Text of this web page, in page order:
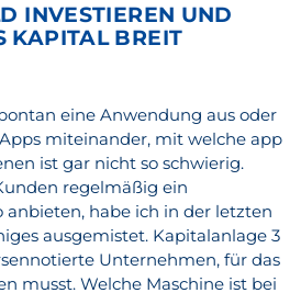
INVESTIEREN UND
KAPITAL BREIT
eine Anwendung aus oder
miteinander, mit welche app
ist gar nicht so schwierig.
regelmäßig ein
anbieten, habe ich in der letzten
ausgemistet. Kapitalanlage 3
Unternehmen, für das
musst. Welche Maschine ist bei